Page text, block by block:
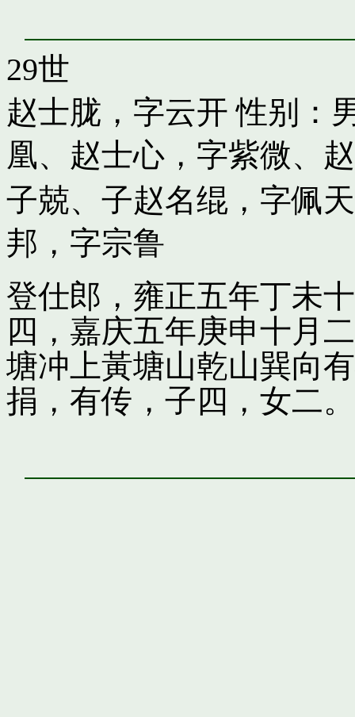
29世
赵士胧，字云开 性别：
凰、 赵士心，字紫微、
子兢、子赵名绲，字佩天
邦，字宗鲁
登仕郎，雍正五年丁未
四，嘉庆五年庚申十月
塘冲上黃塘山乾山巽向
捐，有传，子四，女二。